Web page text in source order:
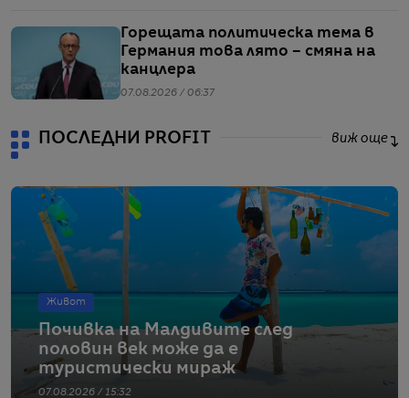
Горещата политическа тема в
Германия това лято – смяна на
канцлера
07.08.2026 / 06:37
ПОСЛЕДНИ PROFIT виж още
Живот
Почивка на Малдивите след
половин век може да е
туристически мираж
07.08.2026 / 15:32